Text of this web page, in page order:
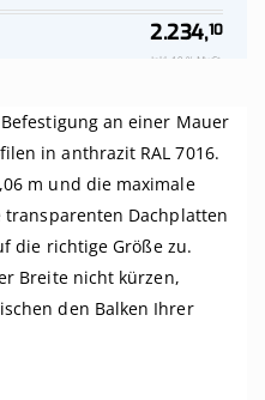
2.234,10
Inkl. 19 % MwSt.
an einer Mauer
in anthrazit RAL 7016.
m und die maximale
transparenten Dachplatten
die richtige Größe zu.
Breite nicht kürzen,
den Balken Ihrer